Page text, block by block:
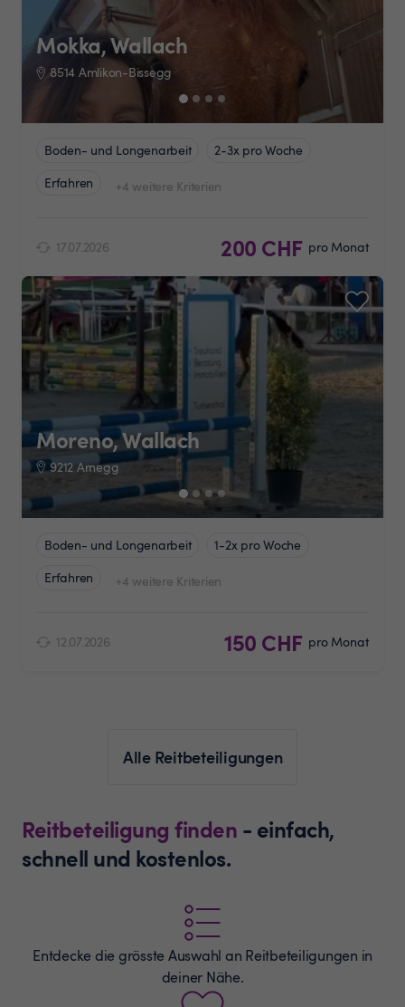
Mokka, Wallach
8514 Amlikon-Bissegg
Boden- und Longenarbeit
2-3x pro Woche
Erfahren
+4 weitere Kriterien
17.07.2026 200 CHF pro Monat
Moreno, Wallach
9212 Arnegg
Boden- und Longenarbeit
1-2x pro Woche
Erfahren
+4 weitere Kriterien
12.07.2026 150 CHF pro Monat
Alle Reitbeteiligungen
Reitbeteiligung finden - einfach,
schnell und kostenlos.
Entdecke die grösste Auswahl an Reitbeteiligungen in
deiner Nähe.